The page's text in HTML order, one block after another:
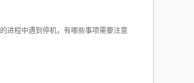
程中遇到停机，有哪些事项需要注意